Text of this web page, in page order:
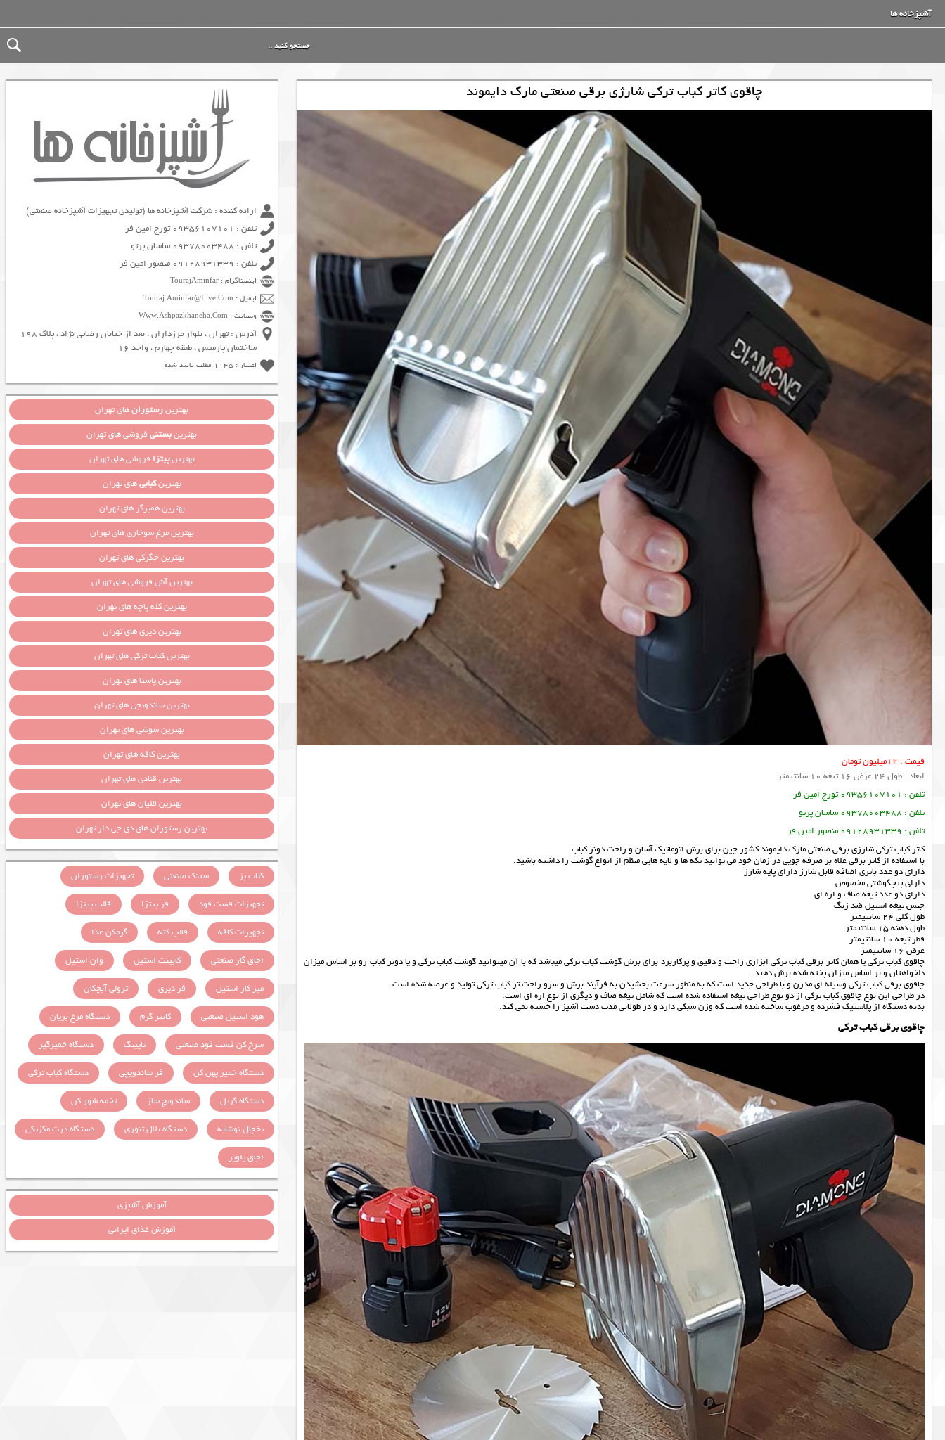
آشپزخانه ها
چاقوی کاتر کباب ترکی شارژی برقی صنعتی مارک دایموند
قیمت : 12میلیون تومان
ابعاد : طول 24 عرض 16 تیغه 10 سانتیمتر
تلفن : 09356107101 تورج امین فر
تلفن : 09378003488 ساسان پرتو
تلفن : 09128931339 منصور امین فر
کاتر کباب ترکی شارژی برقی صنعتی مارک دایموند کشور چین برای برش اتوماتیک آسان و راحت دونر کباب
با استفاده از کاتر برقی علاه بر صرفه جویی در زمان خود می توانید تکه ها و لایه هایی منظم از انواع گوشت را داشته باشید.
دارای دو عدد باتری اضافه قابل شارژ دارای پایه شارژ
دارای پیچگوشتی مخصوص
دارای دو عدد تیغه صاف و اره ای
جنس تیغه استیل ضد زنگ
طول کلی 24 سانتیمتر
طول دهنه 15 سانتیمتر
قطر تیغه 10 سانتیمتر
عرض 16 سانتیمتر
چاقوی کباب ترکی یا همان کاتر برقی کباب ترکی ابزاری راحت و دقیق و پرکاربرد برای برش گوشت کباب ترکی میباشد که با آن میتوانید گوشت کباب ترکی و یا دونر کباب رو بر اساس میزان
دلخواهتان و بر اساس میزان پخته شده برش دهید.
چاقوی برقی کباب ترکی وسیله ای مدرن و با طراحی جدید است که به منظور سرعت بخشیدن به فرآیند برش و سرو راحت تر کباب ترکی تولید و عرضه شده است.
در طراحی این نوع چاقوی کباب ترکی از دو نوع طراحی تیغه استفاده شده است که شامل تیغه صاف و دیگری از نوع اره ای است.
بدنه دستگاه از پلاستیک فشرده و مرغوب ساخته شده است که وزن سبکی دارد و در طولانی مدت دست آشپز را خسته نمی کند.
چاقوی برقی کباب ترکی
ارائه کننده : شرکت آشپزخانه ها (تولیدی تجهیزات آشپزخانه صنعتی)
تلفن : 09356107101 تورج امین فر
تلفن : 09378003488 ساسان پرتو
تلفن : 09128931339 منصور امین فر
اینستاگرام : TourajAminfar
ایمیل : Touraj.Aminfar@Live.Com
وبسایت : Www.Ashpazkhaneha.Com
آدرس : تهران ، بلوار مرزداران ، بعد از خیابان رضایی نژاد ، پلاک 198
ساختمان پارمیس ، طبقه چهارم ، واحد 16
اعتبار : 1145 مطلب تایید شده
بهترینرستورانهای تهران
بهترینبستنیفروشی های تهران
بهترینپیتزا فروشی های تهران
بهترینکبابیهای تهران
بهترین همبرگر های تهران
بهترین مرغ سوخاری های تهران
بهترین جگرکی های تهران
بهترین آش فروشی های تهران
بهترین کله پاچه های تهران
بهترین دیزی های تهران
بهترین کباب ترکی های تهران
بهترین پاستا های تهران
بهترین ساندویچی های تهران
بهترین سوشی های تهران
بهترین کافه های تهران
بهترین قنادی های تهران
بهترین قلیان های تهران
بهترین رستوران های دی جی دار تهران
کباب پز سینک صنعتی
تجهیزات رستوران
تجهیزات فست فود
فر پیتزا
قالب پیتزا
تجهیزات کافه
قالب کته
گرمکن غذا
اجاق گاز صنعتی
کابینت استیل
وان استیل
میز کار استیل
فر دیزی
ترولی آبچکان
هود استیل صنعتی
کانتر گرم
دستگاه مرغ بریان
سرخ کن فست فود صنعتی
تاپینگ
دستگاه خمیرگیر
دستگاه خمیر پهن کن
فر ساندویچی
دستگاه کباب ترکی
دستگاه گریل
ساندویچ ساز
تخمه شور کن
یخچال نوشابه
دستگاه بلال تنوری
دستگاه ذرت مکزیکی
اجاق پلوپز
آموزش آشپزی
آموزش غذای ایرانی